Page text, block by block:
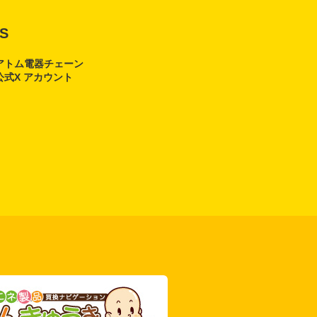
トム電器チェーン
式X アカウント